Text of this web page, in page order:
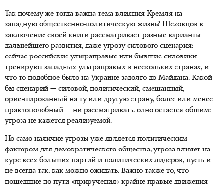
Так почему же тогда важна тема влияния Кремля на
западную общественно-политическую жизнь? Шеховцов в
заключение своей книги рассматривает разные варианты
дальнейшего развития, даже угрозу силового сценария:
сейчас российские ультраправые или бывшие силовики
тренируют западных ультраправых в нескольких странах, и
что-то подобное было на Украине задолго до Майдана. Какой
бы сценарий — силовой, политический, смешанный,
ориентированный на ту или другую страну, более или менее
правдоподобный — ни рассматривать, одно остается общим:
угроза не кажется реализуемой.
Но само наличие угрозы уже является политическим
фактором для демократического общества, угроза влияет на
курс всех больших партий и политических лидеров, пусть и
не всегда так, как можно ожидать. Важно также то, что
пошедшие по пути «приручения» крайне правые движения